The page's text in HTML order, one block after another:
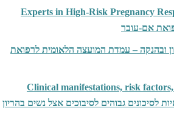
Experts in High-Risk Pregnancy
ובהנקה – עמדת המועצה הלאומית לרפואת
Clinical manifestations, risk